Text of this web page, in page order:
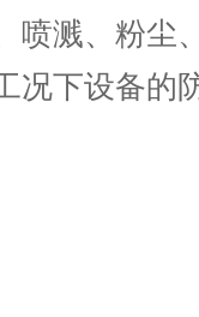
喷溅、粉尘
况下设备的